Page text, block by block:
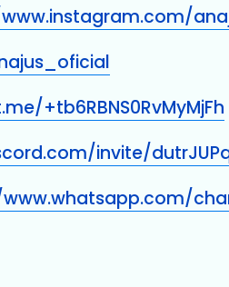
+tb6RBNS0RvMyMjFh
invite/